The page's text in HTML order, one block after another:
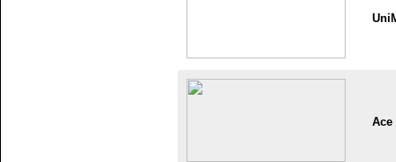
Ace